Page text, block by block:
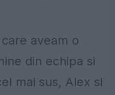
aveam o
din echipa si
mai sus, Alex si